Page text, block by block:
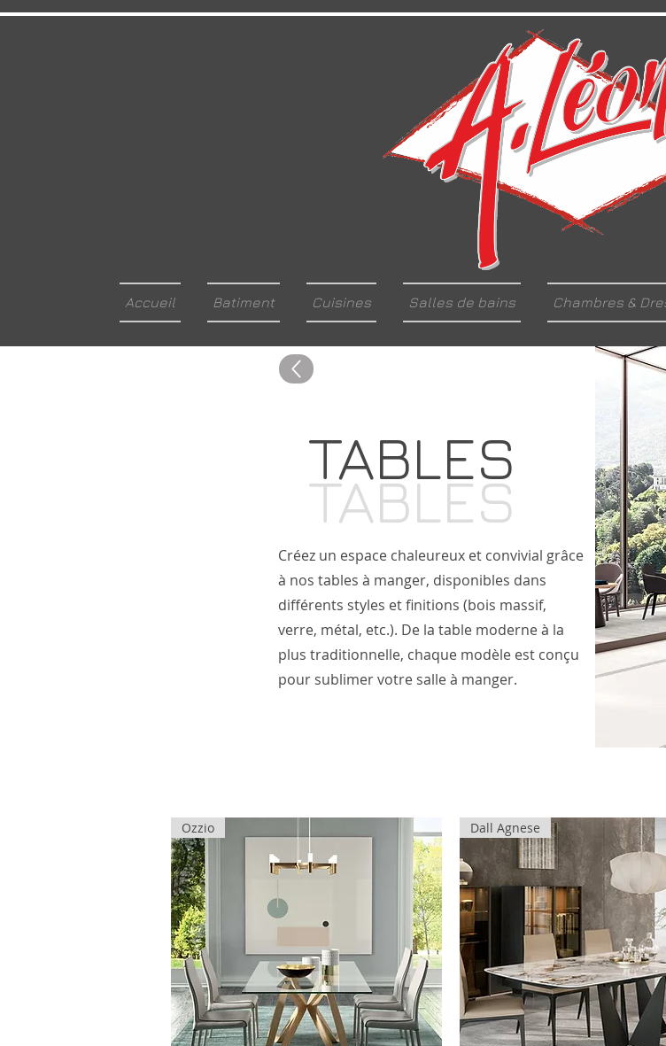
Accueil Batiment Cuisines Salles de bains Chambres &
TABLES
TABLES
Créez un espace chaleureux et convivial grâce
à nos tables à manger, disponibles dans
différents styles et finitions (bois massif,
verre, métal, etc.). De la table moderne à la
plus traditionnelle, chaque modèle est conçu
pour sublimer votre salle à manger.
Ozzio Dall Agnese